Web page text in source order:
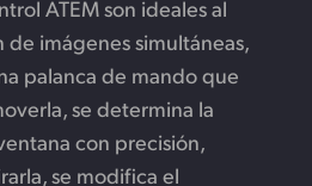
ATEM son ideales al
imágenes simultáneas,
palanca de mando que
se determina la
con precisión,
se modifica el